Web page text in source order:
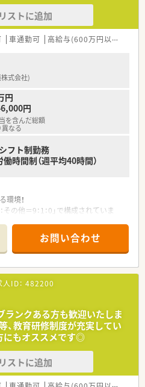
、仕事とプライベートのどちらも大
におすすめです。
タートできます。
安定した経営基盤と、手厚い福利厚生
最適です。
ストに追加
車通勤可 高給与(600万円以上)
式会社)
円
円
を含んだ総額
なる
フト制勤務
時間制（週平均40時間）
環境！
その他＝9：1：0」で構成されていま
れるためカスタマイズ機能も利用で
ができます。
ステムを導入することで、時間を有効
ることが可能です。
ーション！
などのグループ企業と共に、多業種と
。
…」「いつも利用するスーパーでお薬
った利便性・集客力があり、
発行された面分業の処方せんが集ま
、疾患内容も多岐にわたっており、幅
です。
お問い合わせ
ID： 482200
ランクある方も歓迎いたしま
、教育研修制度が充実してい
にもオススメです◎
ストに追加